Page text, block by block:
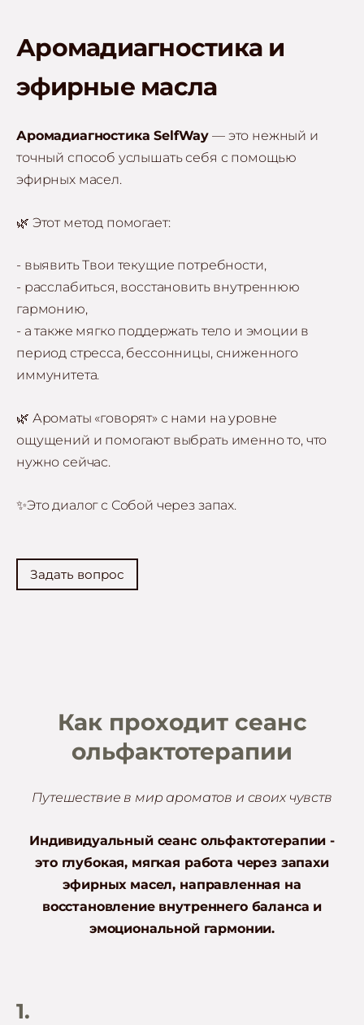
Аромадиагностика и
эфирные масла
Аромадиагностика SelfWay — это нежный и
точный способ услышать себя с помощью
эфирных масел.
🌿 Этот метод помогает:
- выявить Твои текущие потребности,
- расслабиться, восстановить внутреннюю
гармонию,
- а также мягко поддержать тело и эмоции в
период стресса, бессонницы, сниженного
иммунитета.
🌿 Ароматы «говорят» с нами на уровне
ощущений и помогают выбрать именно то, что
нужно сейчас.
✨Это диалог с Собой через запах.
Задать вопрос
Как проходит сеанс
ольфактотерапии
Путешествие в мир ароматов и своих чувств
Индивидуальный сеанс ольфактотерапии -
это глубокая, мягкая работа через запахи
эфирных масел, направленная на
восстановление внутреннего баланса и
эмоциональной гармонии.
1.